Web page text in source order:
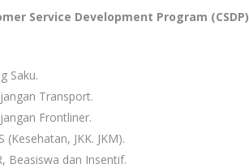
Service Development Program (CSDP)
Saku.
Transport.
Frontliner.
(Kesehatan, JKK. JKM).
Beasiswa dan Insentif.